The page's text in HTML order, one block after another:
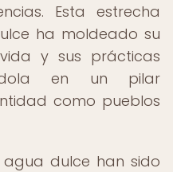
Esta estrecha
ha moldeado su
y sus prácticas
en un pilar
como pueblos
agua dulce han sido